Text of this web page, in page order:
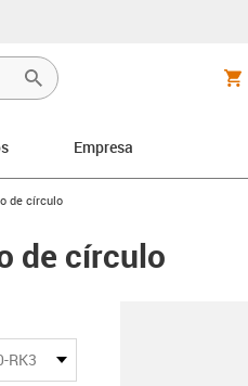
Empresa
de círculo
de círculo
RK300QS